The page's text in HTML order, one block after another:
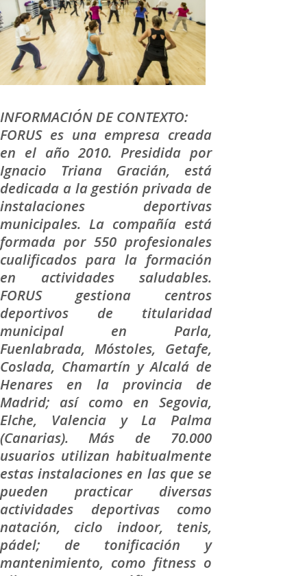
INFORMACIÓN DE CONTEXTO:
FORUS es una empresa creada
en el año 2010. Presidida por
Ignacio Triana Gracián, está
dedicada a la gestión privada de
instalaciones deportivas
municipales. La compañía está
formada por 550 profesionales
cualificados para la formación
en actividades saludables.
FORUS gestiona centros
deportivos de titularidad
municipal en Parla,
Fuenlabrada, Móstoles, Getafe,
Coslada, Chamartín y Alcalá de
Henares en la provincia de
Madrid; así como en Segovia,
Elche, Valencia y La Palma
(Canarias). Más de 70.000
usuarios utilizan habitualmente
estas instalaciones en las que se
pueden practicar diversas
actividades deportivas como
natación, ciclo indoor, tenis,
pádel; de tonificación y
mantenimiento, como fitness o